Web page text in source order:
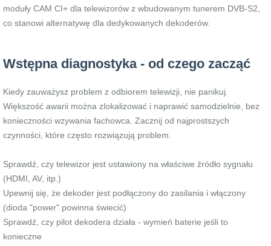
moduły CAM CI+ dla telewizorów z wbudowanym tunerem DVB-S2,
co stanowi alternatywę dla dedykowanych dekoderów.
Wstępna diagnostyka - od czego zacząć
Kiedy zauważysz problem z odbiorem telewizji, nie panikuj.
Większość awarii można zlokalizować i naprawić samodzielnie, bez
konieczności wzywania fachowca. Zacznij od najprostszych
czynności, które często rozwiązują problem.
Sprawdź, czy telewizor jest ustawiony na właściwe źródło sygnału
(HDMI, AV, itp.)
Upewnij się, że dekoder jest podłączony do zasilania i włączony
(dioda "power" powinna świecić)
Sprawdź, czy pilot dekodera działa - wymień baterie jeśli to
konieczne